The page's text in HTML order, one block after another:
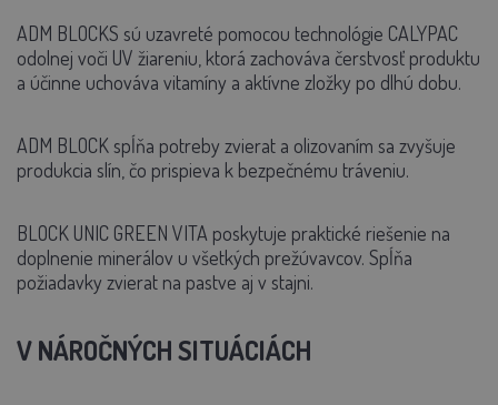
ADM BLOCKS sú uzavreté pomocou technológie CALYPAC
odolnej voči UV žiareniu, ktorá zachováva čerstvosť produktu
a účinne uchováva vitamíny a aktívne zložky po dlhú dobu.
ADM BLOCK spĺňa potreby zvierat a olizovaním sa zvyšuje
produkcia slín, čo prispieva k bezpečnému tráveniu.
BLOCK UNIC GREEN VITA poskytuje praktické riešenie na
doplnenie minerálov u všetkých prežúvavcov. Spĺňa
požiadavky zvierat na pastve aj v stajni.
V NÁROČNÝCH SITUÁCIÁCH